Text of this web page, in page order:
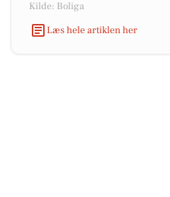
Kilde: Boliga
Læs hele artiklen her